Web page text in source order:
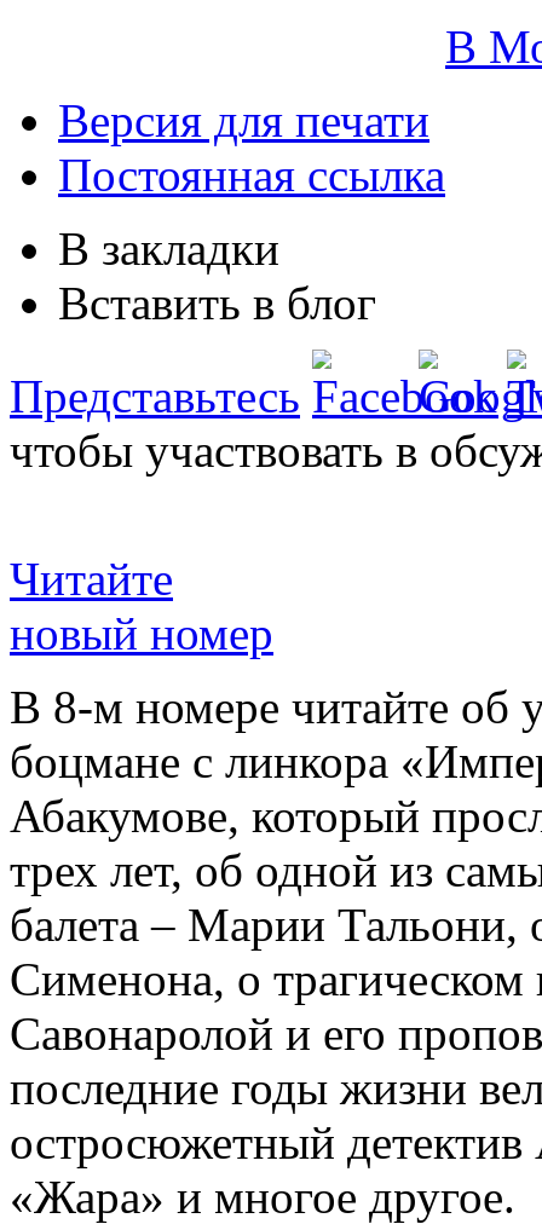
В
Версия для печати
Постоянная ссылка
В закладки
Вставить в блог
Представьтесь
чтобы участвовать в
Читайте
новый номер
В 8-м номере читайте об
боцмане с линкора
Абакумове, который
трех лет, об одной из
балета – Марии
Сименона, о трагическом
Савонаролой и его
последние годы жизни
остросюжетный детектив
«Жара» и многое другое.